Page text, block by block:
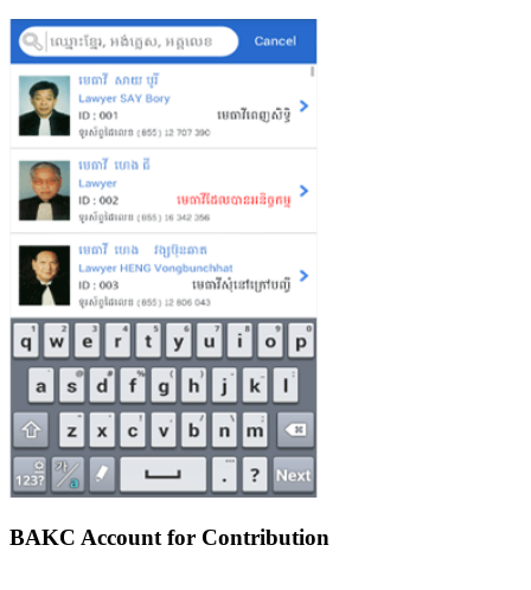
BAKC Account for Contribution